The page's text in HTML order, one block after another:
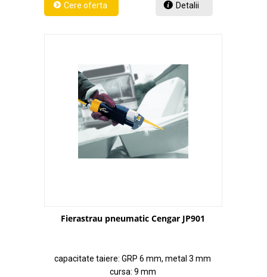
Detalii
Fierastrau pneumatic Cengar JP901
capacitate taiere: GRP 6 mm, metal 3 mm
cursa: 9 mm